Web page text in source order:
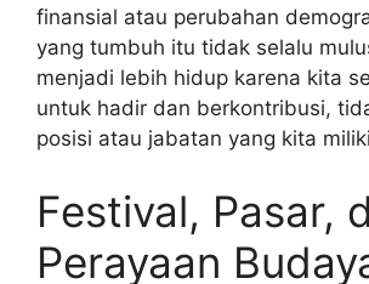
finansial atau perubahan
yang tumbuh itu tidak selalu
menjadi lebih hidup karena kita
untuk hadir dan berkontribusi,
posisi atau jabatan yang kita
Festival, Pasar,
Perayaan